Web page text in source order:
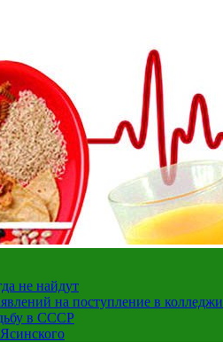
не найдут
на поступление в колледжи
в СССР